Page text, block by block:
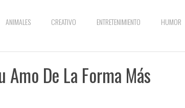
ANIMALES CREATIVO ENTRETENIMIENTO HUMOR
De La Forma Más